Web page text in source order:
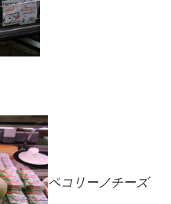
ペコリーノチーズ